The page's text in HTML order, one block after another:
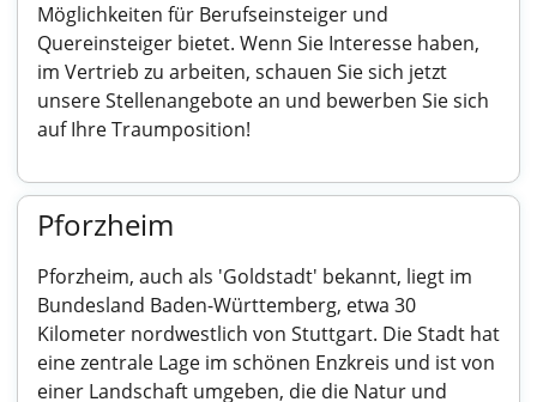
Möglichkeiten für Berufseinsteiger und
Quereinsteiger bietet. Wenn Sie Interesse haben,
im Vertrieb zu arbeiten, schauen Sie sich jetzt
unsere Stellenangebote an und bewerben Sie sich
auf Ihre Traumposition!
Pforzheim
Pforzheim, auch als 'Goldstadt' bekannt, liegt im
Bundesland Baden-Württemberg, etwa 30
Kilometer nordwestlich von Stuttgart. Die Stadt hat
eine zentrale Lage im schönen Enzkreis und ist von
einer Landschaft umgeben, die die Natur und